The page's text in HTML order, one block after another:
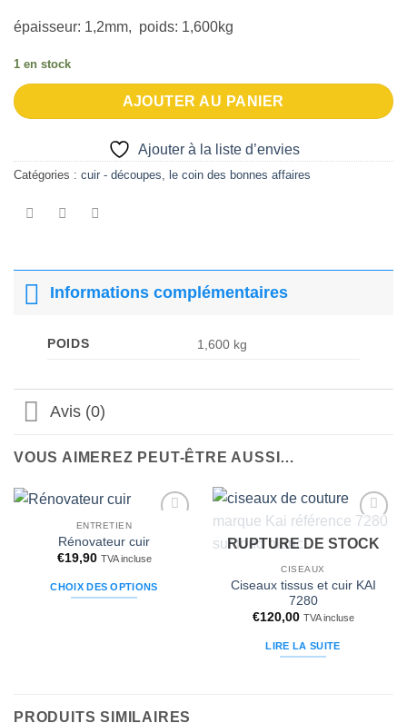
épaisseur: 1,2mm, poids: 1,600kg
1 en stock
AJOUTER AU PANIER
Ajouter à la liste d’envies
Catégories : cuir - découpes le coin des bonnes affaires
Informations complémentaires
POIDS 1,600 kg
Avis (0)
VOUS AIMEREZ PEUT-ÊTRE AUSSI…
à la liste
d’envies
ENTRETIEN
Rénovateur cuir
€19,90 TVA incluse
CHOIX DES OPTIONS
à la liste
RUPTURE DE STOCK
CISEAUX
Ciseaux tissus et cuir KAI
7280
€120,00 TVA incluse
LIRE LA SUITE
PRODUITS SIMILAIRES